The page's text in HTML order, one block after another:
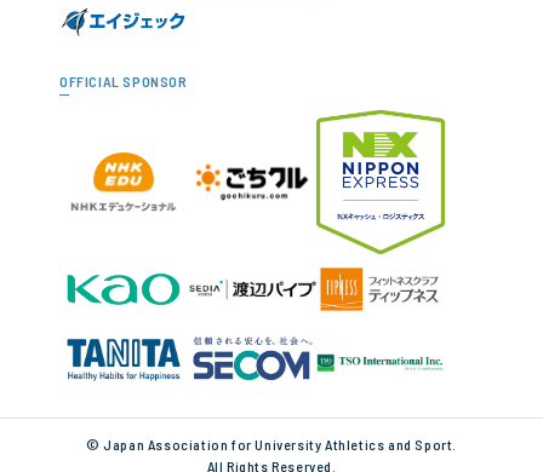
OFFICIAL SPONSOR
© Japan Association for University Athletics and Sport.
All Rights Reserved.